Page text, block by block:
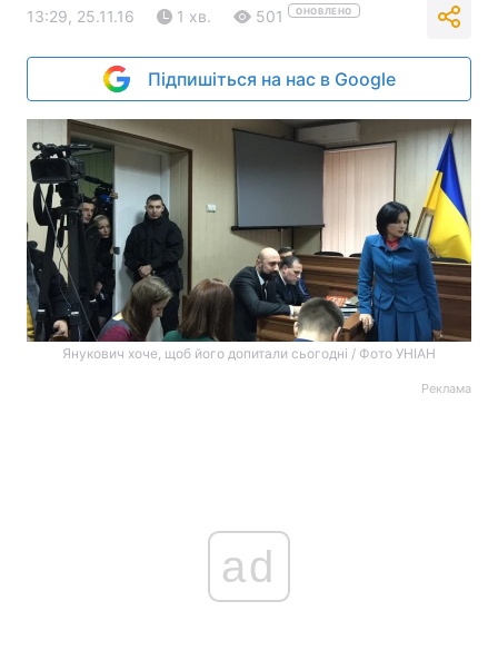
13:29, 25.11.16 1 хв. 501 ОНОВЛЕНО
Підпишіться на нас в Google
Янукович хоче, щоб його допитали сьогодні / Фото УНІАН
Реклама
ad